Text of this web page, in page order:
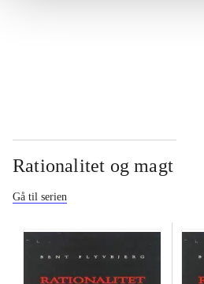
Rationalitet og magt
Gå til serien